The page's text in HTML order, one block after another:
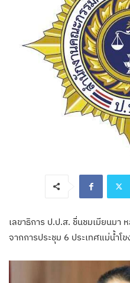
เลขาธิการ ป.ป.ส. ชื่นชมเมียนมา
จากการประชุม 6 ประเทศแม่น้ำโข